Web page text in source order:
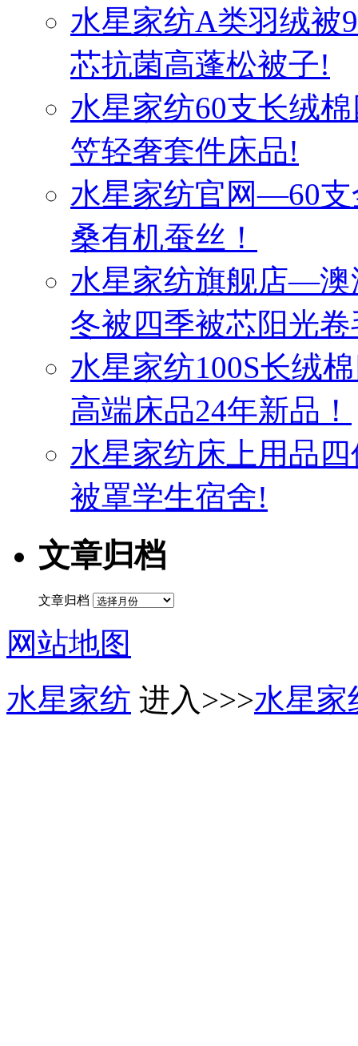
水星家纺A类羽绒被
芯抗菌高蓬松被子!
水星家纺60支长绒
笠轻奢套件床品!
水星家纺官网—60
桑有机蚕丝！
水星家纺旗舰店—澳
冬被四季被芯阳光
水星家纺100S长绒
高端床品24年新品！
水星家纺床上用品
被罩学生宿舍!
文章归档
文章归档
网站地图
水星家纺 进入>>>水星家